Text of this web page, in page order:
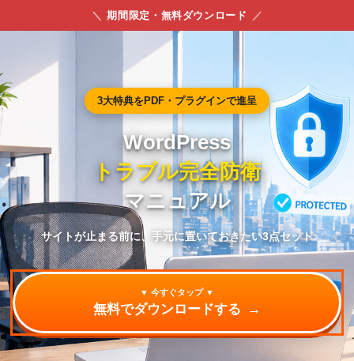
期間限定・無料ダウンロード
3大特典をPDF・プラグインで進呈
WordPress
トラブル完全防衛
マニュアル
サイトが止まる前に、手元に置いておきたい3点セット
▼ 今すぐタップ ▼
無料でダウンロードする →